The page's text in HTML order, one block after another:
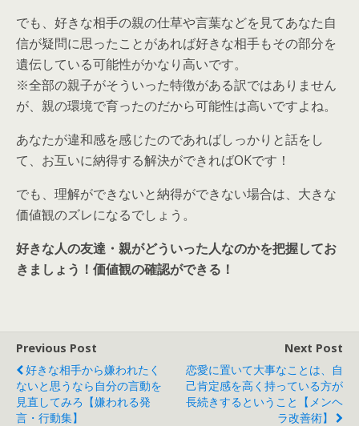
でも、好きな相手の親の仕草や言葉などを見てあなた自
信が疑問に思ったことがあれば好きな相手もその部分を
遺伝している可能性がかなり高いです。
※全部の親子がそういった特徴がある訳ではありません
が、親の環境で育ったのだから可能性は高いですよね。
あなたが違和感を感じたのであればしっかりと話をし
て、お互いに納得する解決ができればOKです！
でも、理解ができないと納得ができない場合は、大きな
価値観のズレになるでしょう。
好きな人の友達・親がどういった人なのかを把握してお
きましょう！価値観の確認ができる！
Previous Post
好きな相手から嫌われたく
ないと思うなら自分の言動を
見直してみろ【嫌われる発
言・行動集】
Next Post
恋愛に置いて大事なことは、自
己肯定感を高く持っている方が
長続きするということ【メンヘ
ラ改善術】